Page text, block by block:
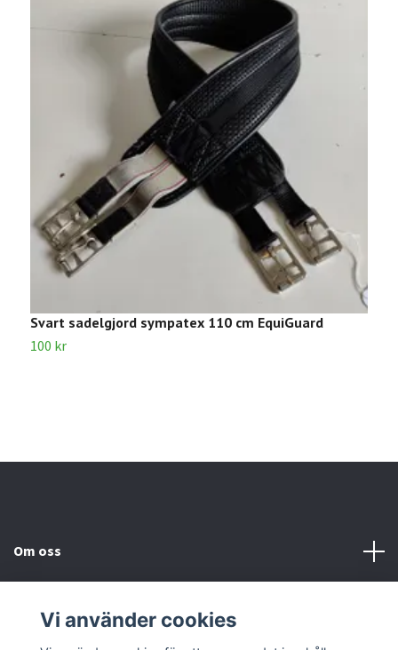
Svart sadelgjord sympatex 110 cm EquiGuard
100 kr
Om oss
Vi använder cookies